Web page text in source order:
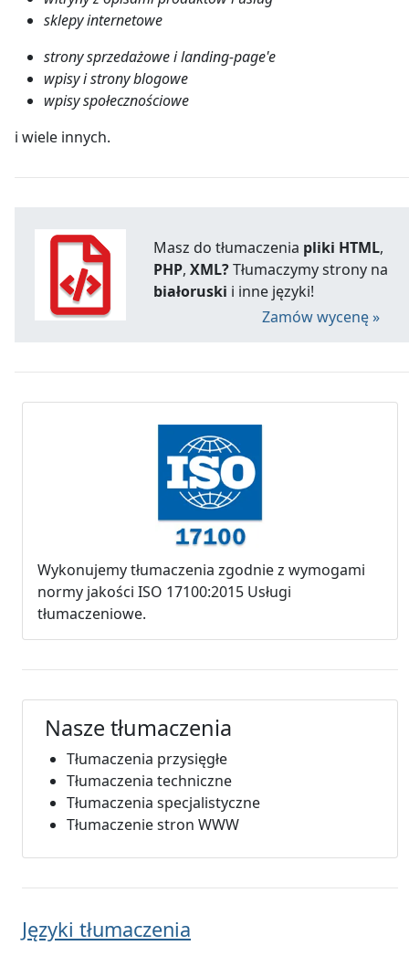
sklepy internetowe
strony sprzedażowe i landing-page'e
wpisy i strony blogowe
wpisy społecznościowe
i wiele innych.
Masz do tłumaczenia pliki HTML,
PHP, XML?Tłumaczymy strony na
białoruski i inne języki!
Zamów wycenę »
Wykonujemy tłumaczenia zgodnie z wymogami
normy jakości ISO 17100:2015 Usługi
tłumaczeniowe.
Nasze tłumaczenia
Tłumaczenia przysięgłe
Tłumaczenia techniczne
Tłumaczenia specjalistyczne
Tłumaczenie stron WWW
Języki tłumaczenia